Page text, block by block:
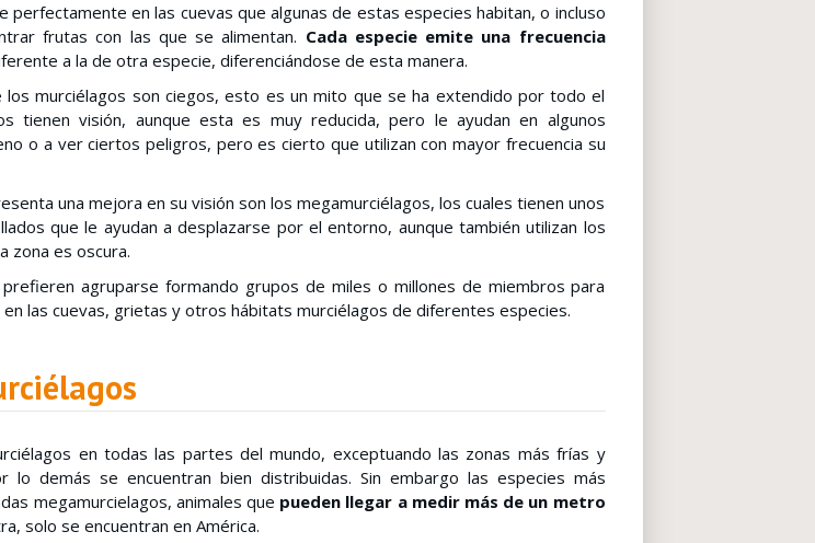
perfectamente en las cuevas que algunas de estas especies habitan, o incluso
frutas con las que se alimentan. Cada especie emite una frecuencia
a la de otra especie, diferenciándose de esta manera.
los murciélagos son ciegos, esto es un mito que se ha extendido por todo el
tienen visión, aunque esta es muy reducida, pero le ayudan en algunos
o a ver ciertos peligros, pero es cierto que utilizan con mayor frecuencia su
una mejora en su visión son los megamurciélagos, los cuales tienen unos
que le ayudan a desplazarse por el entorno, aunque también utilizan los
zona es oscura.
agruparse formando grupos de miles o millones de miembros para
las cuevas, grietas y otros hábitats murciélagos de diferentes especies.
en todas las partes del mundo, exceptuando las zonas más frías y
lo demás se encuentran bien distribuidas. Sin embargo las especies más
megamurcielagos, animales que pueden llegar a medir más de un metro
solo se encuentran en América.